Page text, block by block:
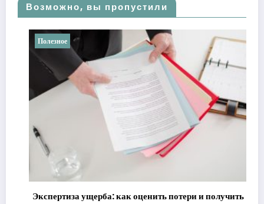
Возможно, вы пропустили
Полезное
Экспертиза ущерба: как оценить потери и получить